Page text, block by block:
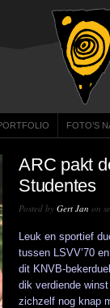
FOTO’S
ARC pakt
Studentes
Posted by Gert Jan on
Leuk en sportief
tussen LSVV’70
dit KNVB-
dik verdiende
zichzelf nog knap